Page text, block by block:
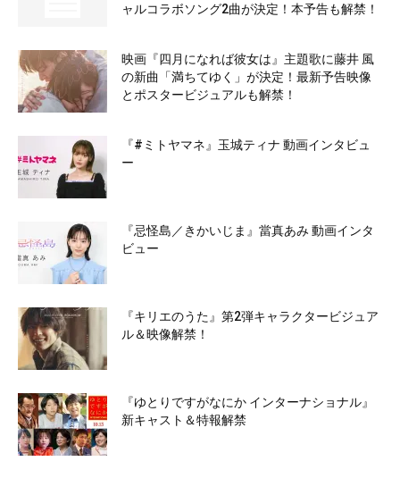
ャルコラボソング2曲が決定！本予告も解禁！
映画『四月になれば彼女は』主題歌に藤井 風
の新曲「満ちてゆく」が決定！最新予告映像
とポスタービジュアルも解禁！
『#ミトヤマネ』玉城ティナ 動画インタビュ
ー
『忌怪島／きかいじま』當真あみ 動画インタ
ビュー
『キリエのうた』第2弾キャラクタービジュア
ル＆映像解禁！
『ゆとりですがなにか インターナショナル』
新キャスト＆特報解禁